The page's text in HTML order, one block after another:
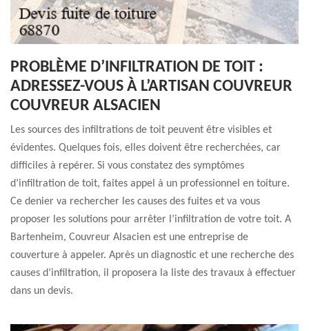
PROBLÈME D’INFILTRATION DE TOIT :
ADRESSEZ-VOUS À L’ARTISAN COUVREUR
COUVREUR ALSACIEN
Les sources des infiltrations de toit peuvent être visibles et
évidentes. Quelques fois, elles doivent être recherchées, car
difficiles à repérer. Si vous constatez des symptômes
d’infiltration de toit, faites appel à un professionnel en toiture.
Ce denier va rechercher les causes des fuites et va vous
proposer les solutions pour arrêter l’infiltration de votre toit. A
Bartenheim, Couvreur Alsacien est une entreprise de
couverture à appeler. Après un diagnostic et une recherche des
causes d’infiltration, il proposera la liste des travaux à effectuer
dans un devis.